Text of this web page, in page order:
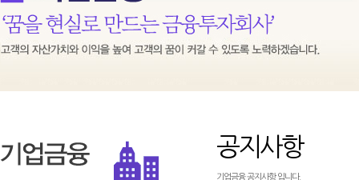
공지사항
기업금융 공지사항 입니다.